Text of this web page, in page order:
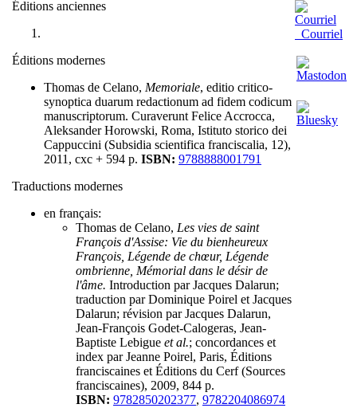
Éditions anciennes
Éditions modernes
Thomas de Celano, Memoriale, editio critico-
synoptica duarum redactionum ad fidem codicum
manuscriptorum. Curaverunt Felice Accrocca,
Aleksander Horowski, Roma, Istituto storico dei
Cappuccini (Subsidia scientifica franciscalia, 12),
2011, cxc + 594 p. ISBN: 9788888001791
Traductions modernes
en français:
Thomas de Celano, Les vies de saint
François d'Assise: Vie du bienheureux
François, Légende de chœur, Légende
ombrienne, Mémorial dans le désir de
l'âme. Introduction par Jacques Dalarun;
traduction par Dominique Poirel et Jacques
Dalarun; révision par Jacques Dalarun,
Jean-François Godet-Calogeras, Jean-
Baptiste Lebigue et al.; concordances et
index par Jeanne Poirel, Paris, Éditions
franciscaines et Éditions du Cerf (Sources
franciscaines), 2009, 844 p.
ISBN: 9782850202377, 9782204086974
Courriel